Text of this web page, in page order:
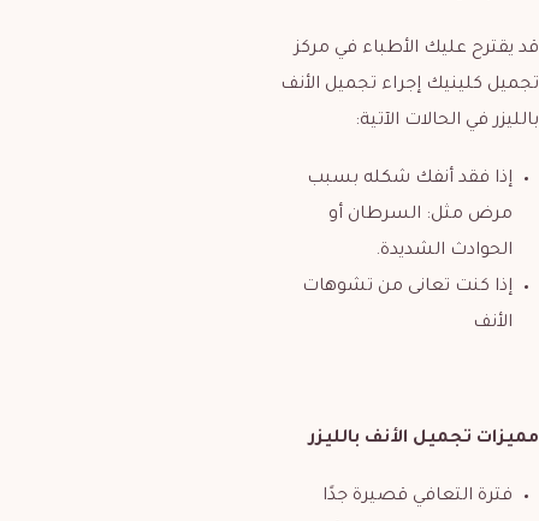
قد يقترح عليك الأطباء في مركز
تجميل كلينيك إجراء تجميل الأنف
بالليزر في الحالات الآتية:
إذا فقد أنفك شكله بسبب
مرض مثل: السرطان أو
الحوادث الشديدة.
إذا كنت تعانى من تشوهات
الأنف
مميزات تجميل الأنف بالليزر
فترة التعافي قصيرة جدًا